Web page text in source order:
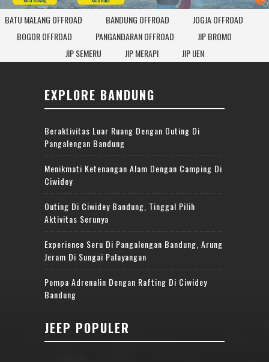
BATU MALANG OFFROAD BANDUNG OFFROAD
JOGJA OFFROAD
BOGOR OFFROAD
PANGANDARAN OFFROAD
JIP BROMO
JIP SEMERU
JIP MERAPI JIP IJEN
EXPLORE BANDUNG
Beraktivitas Luar Ruang Dengan Outing Di
Pangalengan Bandung
Menikmati Ketenangan Alam Dengan Camping Di
Ciwidey
Outing Di Ciwidey Bandung, Tinggal Pilih
Aktivitas Serunya
Experience Seru Di Pangalengan Bandung, Arung
Jeram Di Sungai Palayangan
Pompa Adrenalin Dengan Rafting Di Ciwidey
Bandung
JEEP POPULER